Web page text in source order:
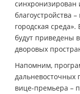
синхронизирован
благоустройства
городская
будут приведены
дворовых
Напомним,
дальневосточных
вице-премьера –